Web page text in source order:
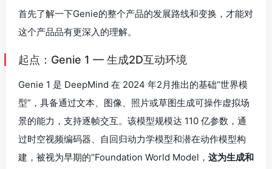
首先了解一下Genie的整个产品的发展路线和变换，才能对
这个产品品有更深入的理解。
起点：Genie 1 — 生成2D互动环境
Genie 1 是 DeepMind 在 2024 年2月推出的基础“世界模
型”，具备通过文本、图像、照片或草图生成可操作虚拟场
景的能力，支持逐帧交互。该模型规模达 110 亿参数，通
过时空视频编码器、自回归动力学模型和潜在动作模型构
建，被视为早期的“Foundation World Model， 这为生成和